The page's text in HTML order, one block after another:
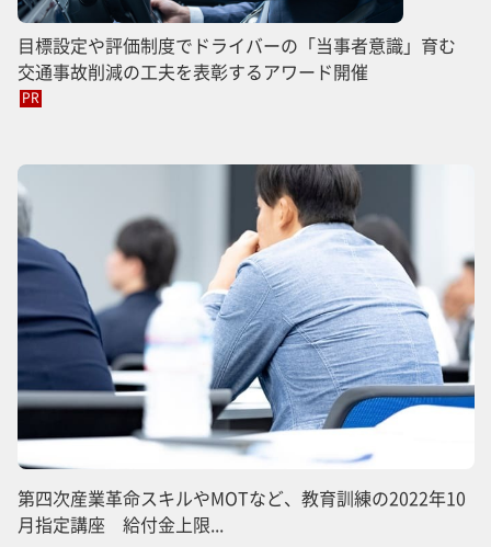
目標設定や評価制度でドライバーの「当事者意識」育む
交通事故削減の工夫を表彰するアワード開催
PR
第四次産業革命スキルやMOTなど、教育訓練の2022年10
月指定講座 給付金上限...